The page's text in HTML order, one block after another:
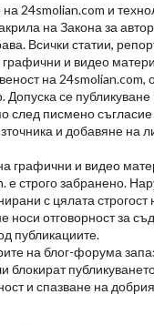
24smolian.com и
на Закона за
Всички статии,
графични и видео
на 24smolian.com,
Допуска се публикуване
след писмено съгласие
и добавяне на
графични и видео
е строго забранено.
с цялата строгост
носи отговорност за
публикациите.
на блог-форума
блокират
и спазване на